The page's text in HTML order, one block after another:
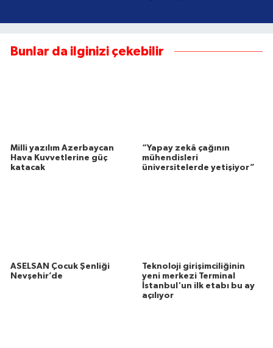
Bunlar da ilginizi çekebilir
Milli yazılım Azerbaycan
Hava Kuvvetlerine güç
katacak
“Yapay zekâ çağının
mühendisleri
üniversitelerde yetişiyor”
ASELSAN Çocuk Şenliği
Nevşehir’de
Teknoloji girişimciliğinin
yeni merkezi Terminal
İstanbul'un ilk etabı bu ay
açılıyor